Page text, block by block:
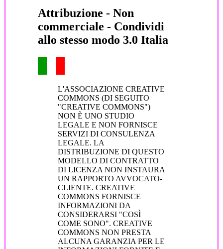
Attribuzione - Non
commerciale - Condividi
allo stesso modo 3.0 Italia
L'ASSOCIAZIONE CREATIVE
COMMONS (DI SEGUITO
"CREATIVE COMMONS")
NON È UNO STUDIO
LEGALE E NON FORNISCE
SERVIZI DI CONSULENZA
LEGALE. LA
DISTRIBUZIONE DI QUESTO
MODELLO DI CONTRATTO
DI LICENZA NON INSTAURA
UN RAPPORTO AVVOCATO-
CLIENTE. CREATIVE
COMMONS FORNISCE
INFORMAZIONI DA
CONSIDERARSI "COSÌ
COME SONO". CREATIVE
COMMONS NON PRESTA
ALCUNA GARANZIA PER LE